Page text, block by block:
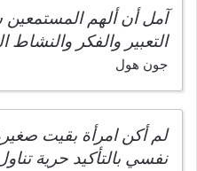
آمل أن ألهم
التعبير والفكر
جون هول
لم أكن امرأة بقيت
نفسي بالتأكيد حرية